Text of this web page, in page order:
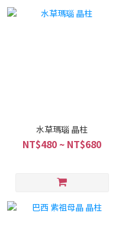
水草瑪瑙 晶柱
NT$480 ~ NT$680